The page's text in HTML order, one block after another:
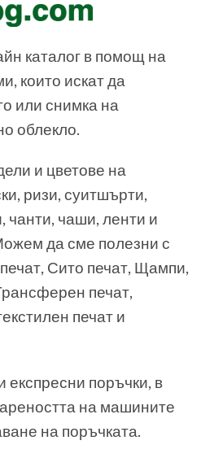
каталог в помощ на
които искат да
или снимка на
облекло.
и цветове на
ризи, суитшърти,
чанти, чаши, ленти и
да сме полезни с
Сито печат, Щампи,
печат,
печат и
поръчки, в
на машините
на поръчката.